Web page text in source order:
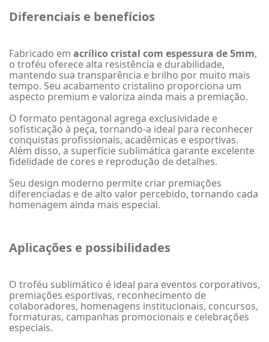
Diferenciais e benefícios
Fabricado em acrílico cristal com espessura de 5mm,
o troféu oferece alta resistência e durabilidade,
mantendo sua transparência e brilho por muito mais
tempo. Seu acabamento cristalino proporciona um
aspecto premium e valoriza ainda mais a premiação.
O formato pentagonal agrega exclusividade e
sofisticação à peça, tornando-a ideal para reconhecer
conquistas profissionais, acadêmicas e esportivas.
Além disso, a superfície sublimática garante excelente
fidelidade de cores e reprodução de detalhes.
Seu design moderno permite criar premiações
diferenciadas e de alto valor percebido, tornando cada
homenagem ainda mais especial.
Aplicações e possibilidades
O troféu sublimático é ideal para eventos corporativos,
premiações esportivas, reconhecimento de
colaboradores, homenagens institucionais, concursos,
formaturas, campanhas promocionais e celebrações
especiais.